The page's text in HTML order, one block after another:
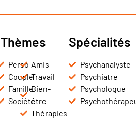
Thèmes
Perso
Couple
Famille
Société
Amis
Travail
Bien-
être
Thérapies
Spécialités
Psychanalyste
Psychiatre
Psychologue